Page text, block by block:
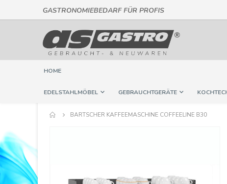
GASTRONOMIEBEDARF FÜR PROFIS
zum
Inhalt
HOME
EDELSTAHLMÖBEL GEBRAUCHTGERÄTE
BARTSCHER KAFFEEMASCHINE COFFEELINE B30
Bildergalerie